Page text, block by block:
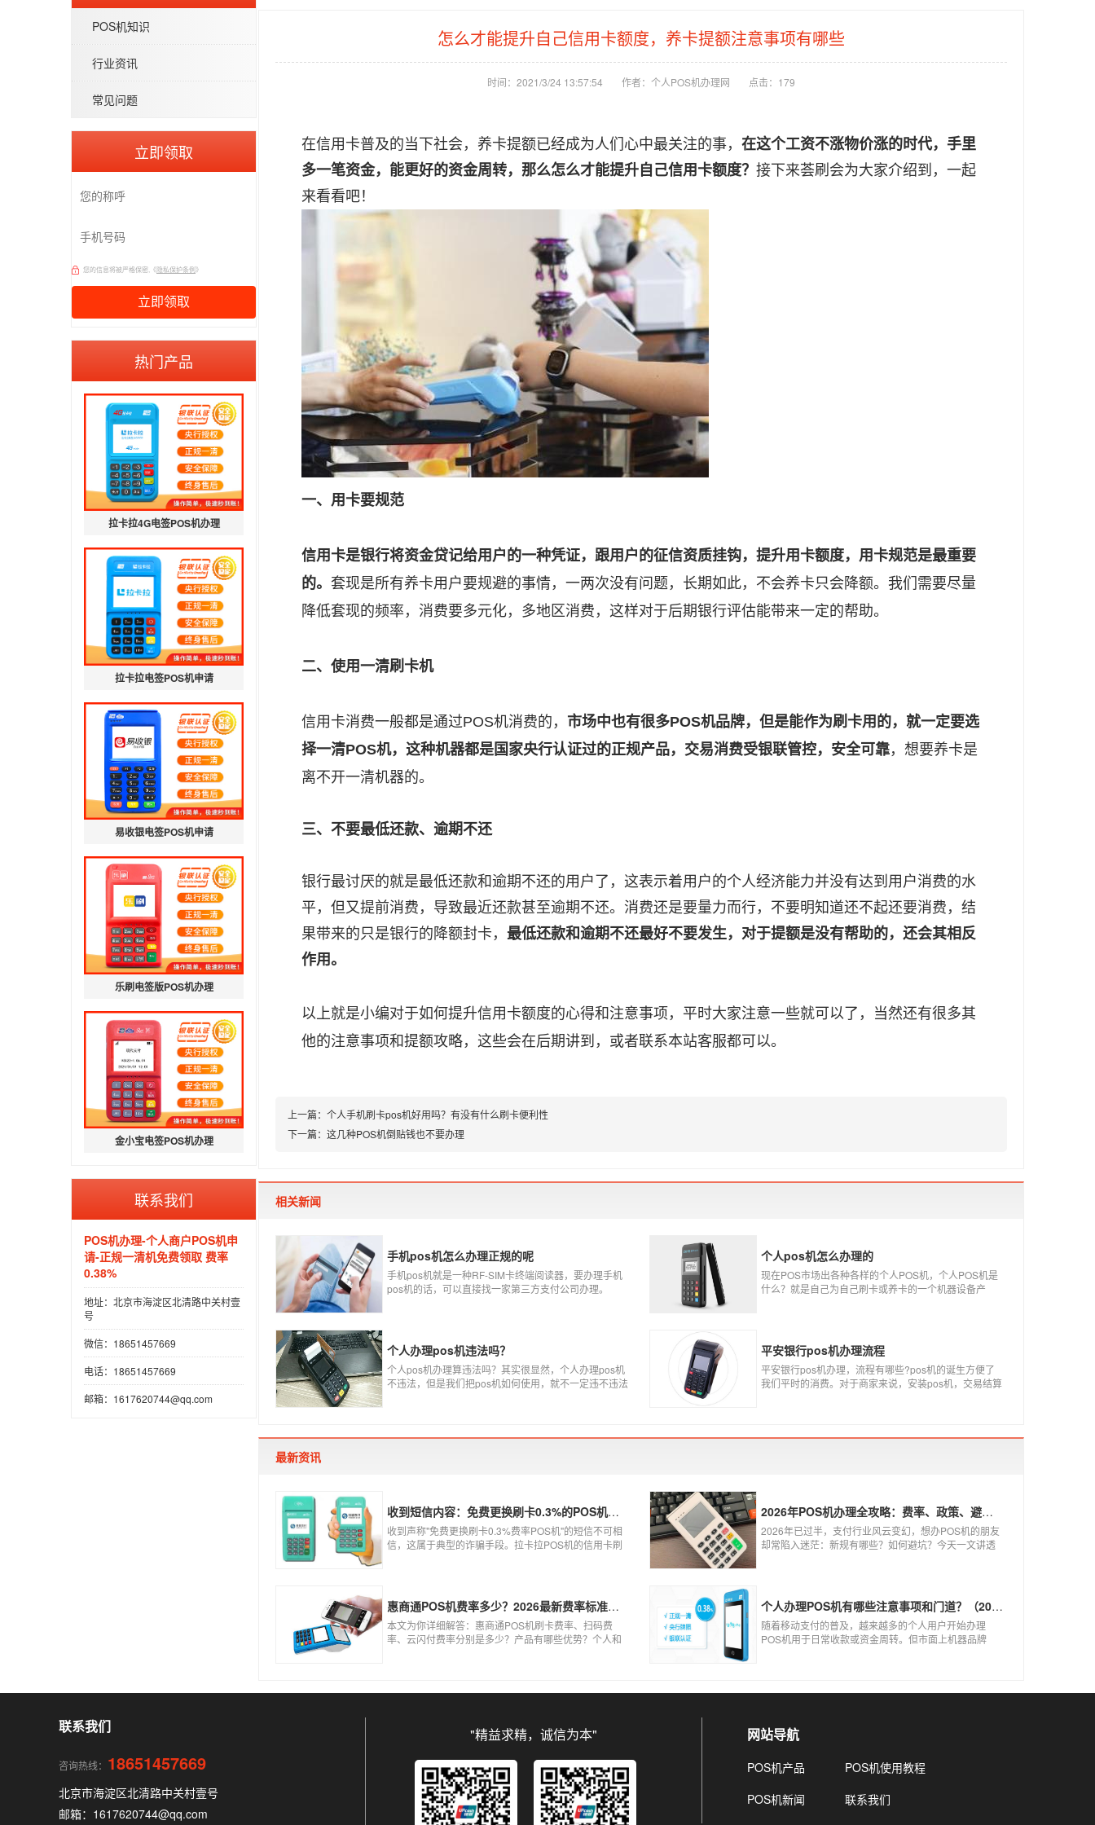
POS机知识
行业资讯
常见问题
立即领取
您的信息将被严格保密,《隐私保护条例》
热门产品
拉卡拉4G电签POS机办理
拉卡拉电签POS机申请
易收银电签POS机申请
乐刷电签版POS机办理
金小宝电签POS机办理
联系我们
POS机办理-个人商户POS机申
请-正规一清机免费领取 费率
0.38%
地址：北京市海淀区北清路中关村壹
号
微信：18651457669
电话：18651457669
邮箱：1617620744@qq.com
怎么才能提升自己信用卡额度，养卡提额注意事项有哪些
时间：2021/3/24 13:57:54 作者：个人POS机办理网 点击： 179
在信用卡普及的当下社会，养卡提额已经成为人们心中最关注的事， 在这个工资不涨物价涨的时代，手里
多一笔资金，能更好的资金周转，那么怎么才能提升自己信用卡额度？ 接下来荟刷会为大家介绍到，一起
来看看吧！
一、用卡要规范
信用卡是银行将资金贷记给用户的一种凭证，跟用户的征信资质挂钩，提升用卡额度，用卡规范是最重要
的。 套现是所有养卡用户要规避的事情，一两次没有问题，长期如此，不会养卡只会降额。我们需要尽量
降低套现的频率，消费要多元化，多地区消费，这样对于后期银行评估能带来一定的帮助。
二、 使用一清刷卡机
信用卡消费一般都是通过POS机消费的， 市场中也有很多POS机品牌，但是能作为刷卡用的，就一定要选
择一清POS机，这种机器都是国家央行认证过的正规产品，交易消费受银联管控，安全可靠，想要养卡是
离不开一清机器的。
三、不要最低还款、逾期不还
银行最讨厌的就是最低还款和逾期不还的用户了，这表示着用户的个人经济能力并没有达到用户消费的水
平，但又提前消费，导致最近还款甚至逾期不还。消费还是要量力而行，不要明知道还不起还要消费，结
果带来的只是银行的降额封卡， 最低还款和逾期不还最好不要发生，对于提额是没有帮助的，还会其相反
作用。
以上就是小编对于如何提升信用卡额度的心得和注意事项，平时大家注意一些就可以了，当然还有很多其
他的注意事项和提额攻略，这些会在后期讲到，或者联系本站客服都可以。
上一篇： 个人手机刷卡pos机好用吗？有没有什么刷卡便利性
下一篇： 这几种POS机倒贴钱也不要办理
相关新闻
手机pos机怎么办理正规的呢
手机pos机就是一种RF-SIM卡终端阅读器，要办理手机
pos机的话，可以直接找一家第三方支付公司办理。
个人pos机怎么办理的
现在POS市场出各种各样的个人POS机，个人POS机是
什么？就是自己为自己刷卡或养卡的一个机器设备产
个人办理pos机违法吗？
个人pos机办理算违法吗？其实很显然，个人办理pos机
不违法，但是我们把pos机如何使用，就不一定违不违法
刷自己信用卡用自己的pos机，这样只是算违规，只要我
平安银行pos机办理流程
平安银行pos机办理，流程有哪些?pos机的诞生方便了
我们平时的消费。对于商家来说，安装pos机，交易结算
最新资讯
收到短信内容：免费更换刷卡0.3%的POS机，可以相信吗？
收到声称"免费更换刷卡0.3%费率POS机"的短信不可相
信，这属于典型的诈骗手段。拉卡拉POS机的信用卡刷
2026年POS机办理全攻略：费率、政策、避坑一篇讲清
2026年已过半，支付行业风云变幻，想办POS机的朋友
却常陷入迷茫：新规有哪些？如何避坑？今天一文讲透
惠商通POS机费率多少？2026最新费率标准及办理全攻略
本文为你详细解答：惠商通POS机刷卡费率、扫码费
率、云闪付费率分别是多少？产品有哪些优势？个人和
个人办理POS机有哪些注意事项和门道？（2026最新避坑指南）
随着移动支付的普及，越来越多的个人用户开始办理
POS机用于日常收款或资金周转。但市面上机器品牌
联系我们
咨询热线： 18651457669
北京市海淀区北清路中关村壹号
邮箱：1617620744@qq.com
"精益求精，诚信为本" 网站导航
POS机产品
POS机使用教程
POS机新闻
联系我们